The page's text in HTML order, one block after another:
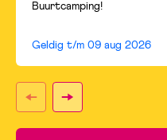
Buurtcamping!
Geldig t/m 09 aug 2026